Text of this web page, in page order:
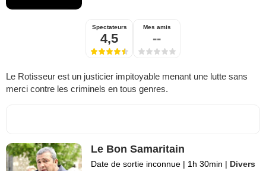
Spectateurs
4,5
Mes amis
--
Le Rotisseur est un justicier impitoyable menant une lutte sans
merci contre les criminels en tous genres.
Le Bon Samaritain
Date de sortie inconnue | 1h 30min | Divers